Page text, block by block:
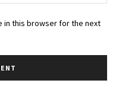
in this browser for the next